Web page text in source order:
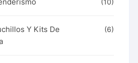
(10)
Y Kits De
(6)